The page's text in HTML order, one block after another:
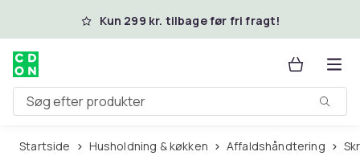
Spring til hovedindhold
Kun 299 kr. tilbage før fri fragt!
Søg efter produkter
Startside Husholdning & køkken Affaldshåndtering